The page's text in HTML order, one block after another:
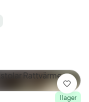
I lager
Spara